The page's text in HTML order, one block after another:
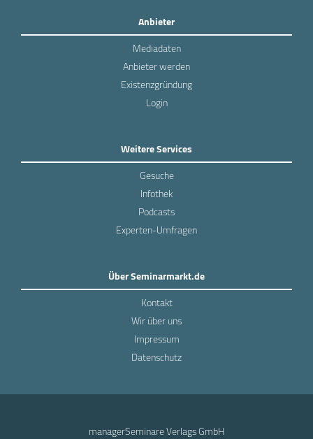
Anbieter
Mediadaten
Anbieter werden
Existenzgründung
Login
Weitere Services
Gesuche
Infothek
Podcasts
Experten-Umfragen
Über Seminarmarkt.de
Kontakt
Wir über uns
Impressum
Datenschutz
managerSeminare Verlags GmbH